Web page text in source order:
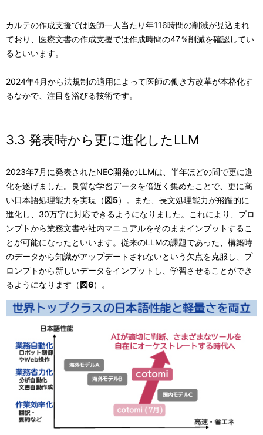
カルテの作成支援では医師一人当たり年116時間の削減が見込まれ
ており、医療文書の作成支援では作成時間の47％削減を確認してい
るといいます。
2024年4月から法規制の適用によって医師の働き方改革が本格化す
るなかで、注目を浴びる技術です。
3.3 発表時から更に進化したLLM
2023年7月に発表されたNEC開発のLLMは、半年ほどの間で更に進
化を遂げました。良質な学習データを倍近く集めたことで、更に高
い日本語処理能力を実現（図5）。また、長文処理能力が飛躍的に
進化し、30万字に対応できるようになりました。これにより、プロ
ンプトから業務文書や社内マニュアルをそのままインプットするこ
とが可能になったといいます。従来のLLMの課題であった、構築時
のデータから知識がアップデートされないという欠点を克服し、プ
ロンプトから新しいデータをインプットし、学習させることができ
るようになります（図6）。